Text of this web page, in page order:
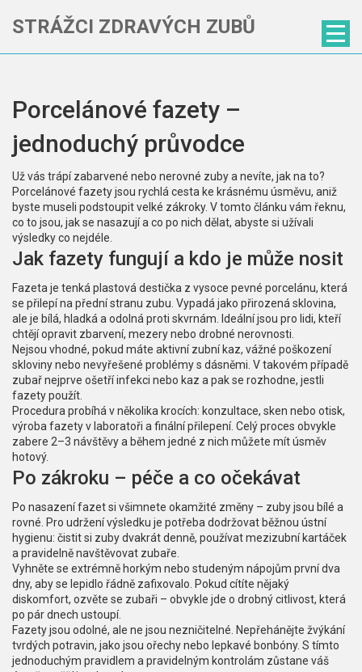
STRÁŽCI ZDRAVÝCH ZUBŮ
Porcelánové fazety –
jednoduchý průvodce
Už vás trápí zabarvené nebo nerovné zuby a nevíte, jak na to?
Porcelánové fazety jsou rychlá cesta ke krásnému úsměvu, aniž
byste museli podstoupit velké zákroky. V tomto článku vám řeknu,
co to jsou, jak se nasazují a co po nich dělat, abyste si užívali
výsledky co nejdéle.
Jak fazety fungují a kdo je může nosit
Fazeta je tenká plastová destička z vysoce pevné porcelánu, která
se přilepí na přední stranu zubu. Vypadá jako přirozená sklovina,
ale je bílá, hladká a odolná proti skvrnám. Ideální jsou pro lidi, kteří
chtějí opravit zbarvení, mezery nebo drobné nerovnosti.
Nejsou vhodné, pokud máte aktivní zubní kaz, vážné poškození
skloviny nebo nevyřešené problémy s dásněmi. V takovém případě
zubař nejprve ošetří infekci nebo kaz a pak se rozhodne, jestli
fazety použít.
Procedura probíhá v několika krocích: konzultace, sken nebo otisk,
výroba fazety v laboratoři a finální přilepení. Celý proces obvykle
zabere 2–3 návštěvy a během jedné z nich můžete mít úsměv
hotový.
Po zákroku – péče a co očekávat
Po nasazení fazet si všimnete okamžité změny – zuby jsou bílé a
rovné. Pro udržení výsledku je potřeba dodržovat běžnou ústní
hygienu: čistit si zuby dvakrát denně, používat mezizubní kartáček
a pravidelně navštěvovat zubaře.
Vyhněte se extrémně horkým nebo studeným nápojům první dva
dny, aby se lepidlo řádně zafixovalo. Pokud cítíte nějaký
diskomfort, ozvěte se zubaři – obvykle jde o drobný citlivost, která
po pár dnech ustoupí.
Fazety jsou odolné, ale ne jsou nezničitelné. Nepřehánějte žvýkání
tvrdých potravin, jako jsou ořechy nebo lepkavé bonbóny. S tímto
jednoduchým pravidlem a pravidelným kontrolám zůstane váš